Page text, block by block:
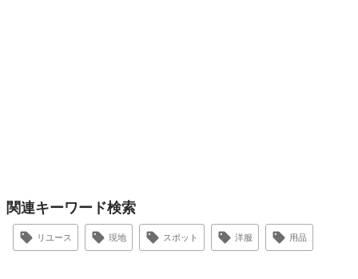
関連キーワード検索
リユース 現地 スポット 洋服 用品